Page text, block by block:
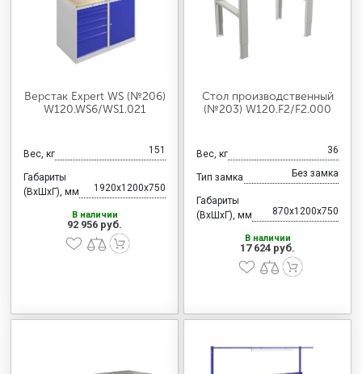
СТАЛЬНЫЕ ДВЕРИ
Верстак Expert WS (№206)
W120.WS6/WS1.021
Вес, кг 151
Габариты
(ВхШхГ), мм
1920x1200x750
В наличии
92 956 руб.
Стол производственный
(№203) W120.F2/F2.000
Вес, кг 36
Тип замка Без замка
Габариты
(ВхШхГ), мм
870x1200x750
В наличии
17 624 руб.